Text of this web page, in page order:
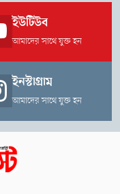
ইউটিউব
আমাদের সাথে যুক্ত হন
ইনস্টাগ্রাম
আমাদের সাথে যুক্ত হন